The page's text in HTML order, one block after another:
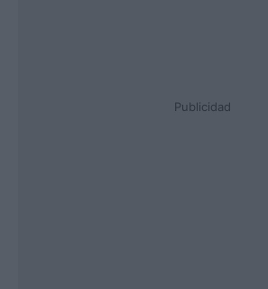
Publicidad